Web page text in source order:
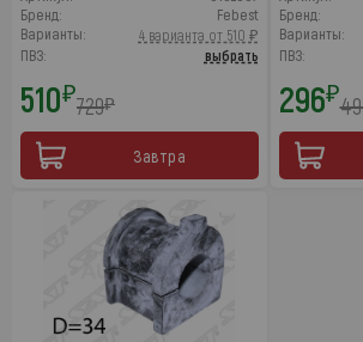
Бренд:
Febest
Варианты:
4 варианта от 510 ₽
ПВЗ:
выбрать
510₽729₽
Завтра
Бренд:
Варианты:
ПВЗ:
296₽